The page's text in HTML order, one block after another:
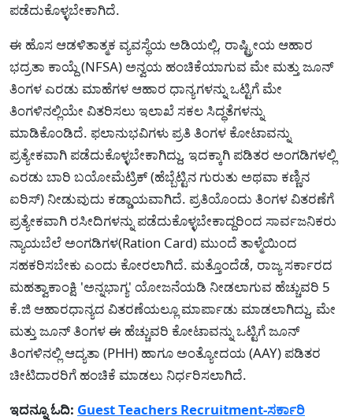
ಪಡೆದುಕೊಳ್ಳಬೇಕಾಗಿದೆ.
ಈ ಹೊಸ ಆಡಳಿತಾತ್ಮಕ ವ್ಯವಸ್ಥೆಯ ಅಡಿಯಲ್ಲಿ, ರಾಷ್ಟ್ರೀಯ ಆಹಾರ
ಭದ್ರತಾ ಕಾಯ್ದೆ (NFSA) ಅನ್ವಯ ಹಂಚಿಕೆಯಾಗುವ ಮೇ ಮತ್ತು ಜೂನ್
ತಿಂಗಳ ಎರಡು ಮಾಹೆಗಳ ಆಹಾರ ಧಾನ್ಯಗಳನ್ನು ಒಟ್ಟಿಗೆ ಮೇ
ತಿಂಗಳಿನಲ್ಲಿಯೇ ವಿತರಿಸಲು ಇಲಾಖೆ ಸಕಲ ಸಿದ್ಧತೆಗಳನ್ನು
ಮಾಡಿಕೊಂಡಿದೆ. ಫಲಾನುಭವಿಗಳು ಪ್ರತಿ ತಿಂಗಳ ಕೋಟಾವನ್ನು
ಪ್ರತ್ಯೇಕವಾಗಿ ಪಡೆದುಕೊಳ್ಳಬೇಕಾಗಿದ್ದು, ಇದಕ್ಕಾಗಿ ಪಡಿತರ ಅಂಗಡಿಗಳಲ್ಲಿ
ಎರಡು ಬಾರಿ ಬಯೋಮೆಟ್ರಿಕ್ (ಹೆಬ್ಬೆಟ್ಟಿನ ಗುರುತು ಅಥವಾ ಕಣ್ಣಿನ
ಐರಿಸ್) ನೀಡುವುದು ಕಡ್ಡಾಯವಾಗಿದೆ. ಪ್ರತಿಯೊಂದು ತಿಂಗಳ ವಿತರಣೆಗೆ
ಪ್ರತ್ಯೇಕವಾಗಿ ರಸೀದಿಗಳನ್ನು ಪಡೆದುಕೊಳ್ಳಬೇಕಾದ್ದರಿಂದ ಸಾರ್ವಜನಿಕರು
ನ್ಯಾಯಬೆಲೆ ಅಂಗಡಿಗಳ(Ration Card) ಮುಂದೆ ತಾಳ್ಮೆಯಿಂದ
ಸಹಕರಿಸಬೇಕು ಎಂದು ಕೋರಲಾಗಿದೆ. ಮತ್ತೊಂದೆಡೆ, ರಾಜ್ಯ ಸರ್ಕಾರದ
ಮಹತ್ವಾಕಾಂಕ್ಷಿ 'ಅನ್ನಭಾಗ್ಯ' ಯೋಜನೆಯಡಿ ನೀಡಲಾಗುವ ಹೆಚ್ಚುವರಿ 5
ಕೆ.ಜಿ ಆಹಾರಧಾನ್ಯದ ವಿತರಣೆಯಲ್ಲೂ ಮಾರ್ಪಾಡು ಮಾಡಲಾಗಿದ್ದು, ಮೇ
ಮತ್ತು ಜೂನ್ ತಿಂಗಳ ಈ ಹೆಚ್ಚುವರಿ ಕೋಟಾವನ್ನು ಒಟ್ಟಿಗೆ ಜೂನ್
ತಿಂಗಳಿನಲ್ಲಿ ಆದ್ಯತಾ (PHH) ಹಾಗೂ ಅಂತ್ಯೋದಯ (AAY) ಪಡಿತರ
ಚೀಟಿದಾರರಿಗೆ ಹಂಚಿಕೆ ಮಾಡಲು ನಿರ್ಧರಿಸಲಾಗಿದೆ.
ಇದನ್ನೂ ಓದಿ: Guest Teachers Recruitment-ಸರ್ಕಾರಿ